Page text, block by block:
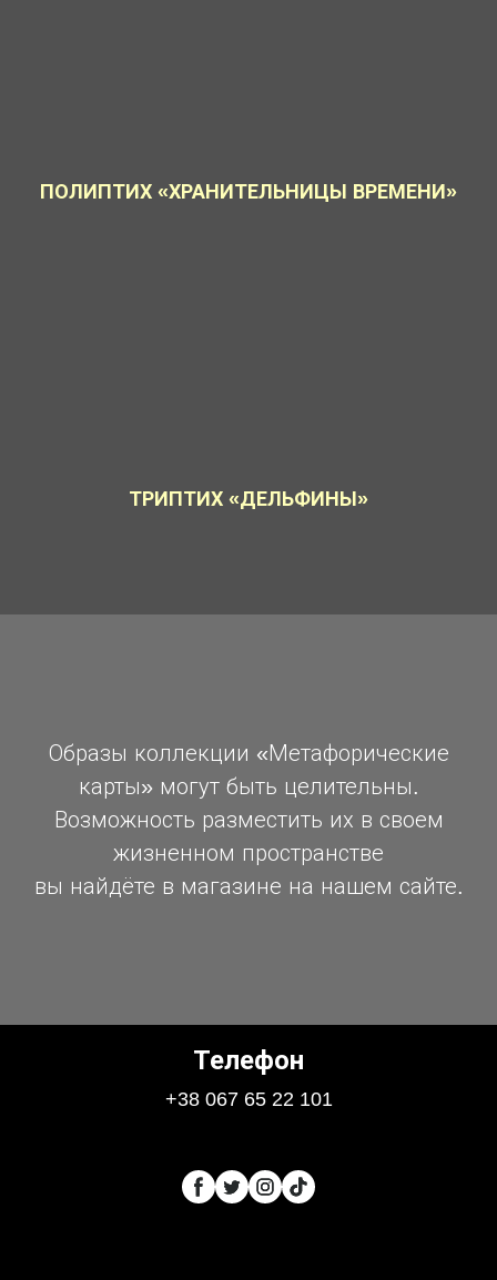
ПОЛИПТИХ «ХРАНИТЕЛЬНИЦЫ ВРЕМЕНИ»
ТРИПТИХ «ДЕЛЬФИНЫ»
Образы коллекции «Метафорические
карты» могут быть целительны.
Возможность разместить их в своем
жизненном пространстве
вы найдёте в магазине на нашем сайте.
Телефон
+38 067 65 22 101